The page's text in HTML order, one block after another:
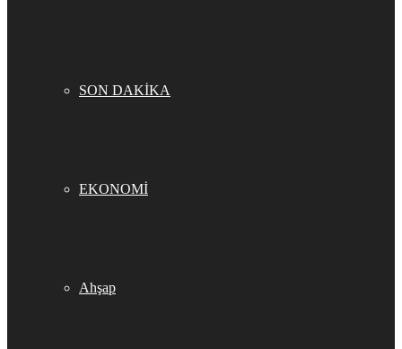
SON DAKİKA
EKONOMİ
Ahşap